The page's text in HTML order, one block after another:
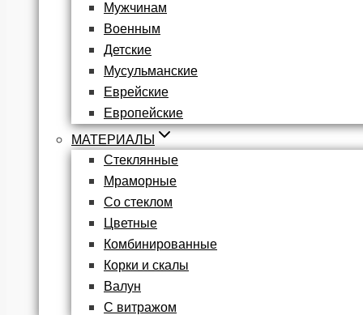
Мужчинам
Военным
Детские
Мусульманские
Еврейские
Европейские
МАТЕРИАЛЫ
Стеклянные
Мраморные
Со стеклом
Цветные
Комбинированные
Корки и скалы
Валун
С витражом